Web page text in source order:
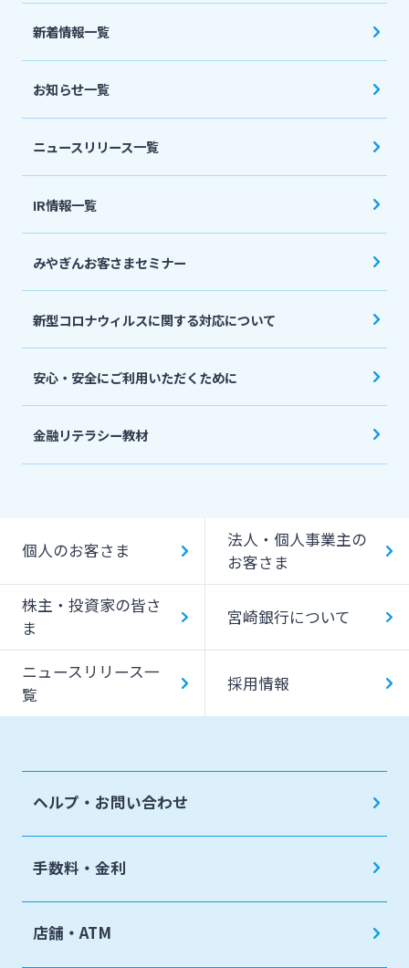
法人・個人事業主のお客さま
宮崎銀行について
ニュースリリース一覧
採用情報
お問い合わせ先一覧
新着情報一覧
お知らせ一覧
ニュースリリース一覧
IR情報一覧
みやぎんお客さまセミナー
新型コロナウィルスに関する対応について
安心・安全にご利用いただくために
金融リテラシー教材
個人のお客さま
法人・個人事業主の
お客さま
株主・投資家の皆さ
ま
宮崎銀行について
ニュースリリース一
覧
採用情報
ヘルプ・お問い合わせ
手数料・金利
店舗・ATM